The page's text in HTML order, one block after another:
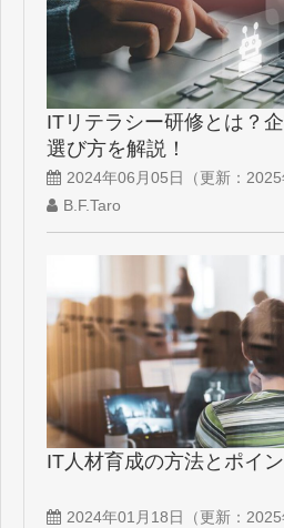
ITリテラシー研修とは？
選び方を解説！
2024年06月05日 （更新： 2025
B.F.Taro
IT人材育成の方法とポイン
2024年01月18日 （更新： 2025